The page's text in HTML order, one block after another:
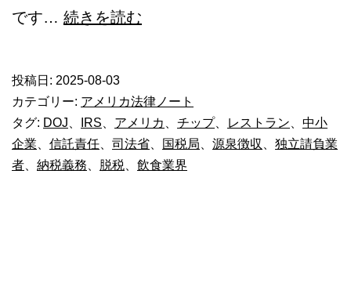
です… 続きを読む
小
企
業
に
投稿日: 2025-08-03
カテゴリー: アメリカ法律ノート
タグ: DOJ IRS アメリカ チップ、 レストラン
中小
企業
信託責任 司法省 国税局 源泉徴収
独立請負業
者
納税義務 脱税 飲食業界